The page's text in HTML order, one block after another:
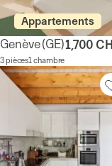
Appartements
Genève(GE)
3 pièces1 chambre
1,700